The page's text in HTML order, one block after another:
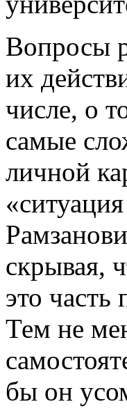
Вопросы
их
числе, о
самые
личной
скрывая,
это часть
Тем не
бы он